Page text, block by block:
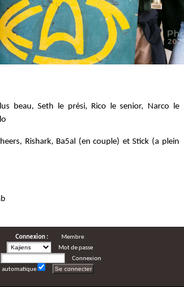
Connexion :
Membre
Mot de passe
Connexion
automatique
beau, Seth le prési, Rico le senior, Narco le
Rishark, Ba5al (en couple) et Stick (a plein